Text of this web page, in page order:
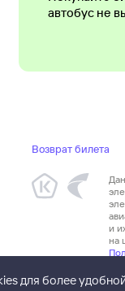
автобус не
Возврат билета
и
на
для более